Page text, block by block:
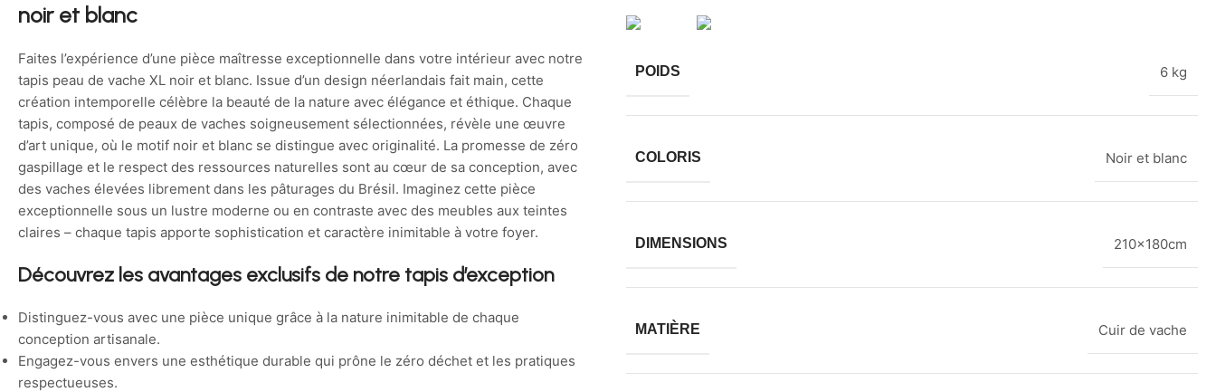
noir et blanc
Faites l’expérience d’une pièce maîtresse exceptionnelle dans votre intérieur avec notre
tapis peau de vache XL noir et blanc. Issue d’un design néerlandais fait main, cette
création intemporelle célèbre la beauté de la nature avec élégance et éthique. Chaque
tapis, composé de peaux de vaches soigneusement sélectionnées, révèle une œuvre
d’art unique, où le motif noir et blanc se distingue avec originalité. La promesse de zéro
gaspillage et le respect des ressources naturelles sont au cœur de sa conception, avec
des vaches élevées librement dans les pâturages du Brésil. Imaginez cette pièce
exceptionnelle sous un lustre moderne ou en contraste avec des meubles aux teintes
claires – chaque tapis apporte sophistication et caractère inimitable à votre foyer.
Découvrez les avantages exclusifs de notre tapis d’exception
Distinguez-vous avec une pièce unique grâce à la nature inimitable de chaque
conception artisanale.
Engagez-vous envers une esthétique durable qui prône le zéro déchet et les pratiques
respectueuses.
POIDS 6 kg
COLORIS Noir et blanc
DIMENSIONS 210x180cm
MATIÈRE Cuir de vache